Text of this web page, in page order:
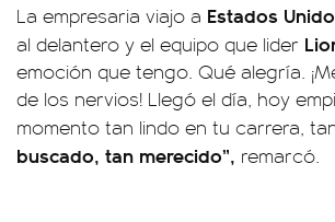
La empresaria viajo a Estados
al delantero y el equipo que lider
emoción que tengo. Qué alegría.
de los nervios! Llegó el día, hoy
momento tan lindo en tu carrera,
buscado, tan merecido”, remarcó.